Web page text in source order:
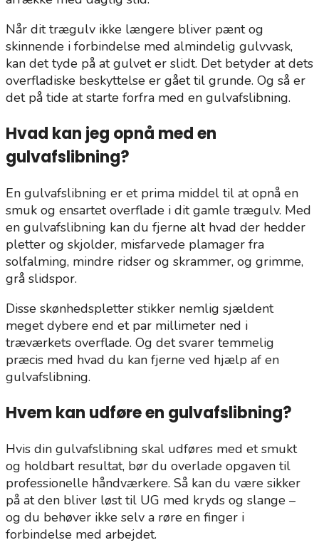
Når dit trægulv ikke længere bliver pænt og
skinnende i forbindelse med almindelig gulvvask,
kan det tyde på at gulvet er slidt. Det betyder at dets
overfladiske beskyttelse er gået til grunde. Og så er
det på tide at starte forfra med en gulvafslibning.
Hvad kan jeg opnå med en
gulvafslibning?
En gulvafslibning er et prima middel til at opnå en
smuk og ensartet overflade i dit gamle trægulv. Med
en gulvafslibning kan du fjerne alt hvad der hedder
pletter og skjolder, misfarvede plamager fra
solfalming, mindre ridser og skrammer, og grimme,
grå slidspor.
Disse skønhedspletter stikker nemlig sjældent
meget dybere end et par millimeter ned i
træværkets overflade. Og det svarer temmelig
præcis med hvad du kan fjerne ved hjælp af en
gulvafslibning.
Hvem kan udføre en gulvafslibning?
Hvis din gulvafslibning skal udføres med et smukt
og holdbart resultat, bør du overlade opgaven til
professionelle håndværkere. Så kan du være sikker
på at den bliver løst til UG med kryds og slange –
og du behøver ikke selv a røre en finger i
forbindelse med arbejdet.